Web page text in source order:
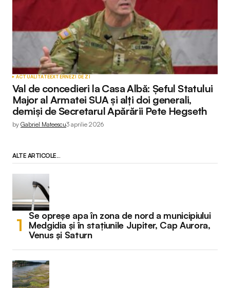
ACTUALITATEEXTERNEZI DE ZI
Val de concedieri la Casa Albă: Șeful Statului
Major al Armatei SUA și alți doi generali,
demiși de Secretarul Apărării Pete Hegseth
by Gabriel Mateescu3 aprilie 2026
ALTE ARTICOLE...
Se opreșe apa în zona de nord a municipiului
Medgidia și în stațiunile Jupiter, Cap Aurora,
Venus și Saturn